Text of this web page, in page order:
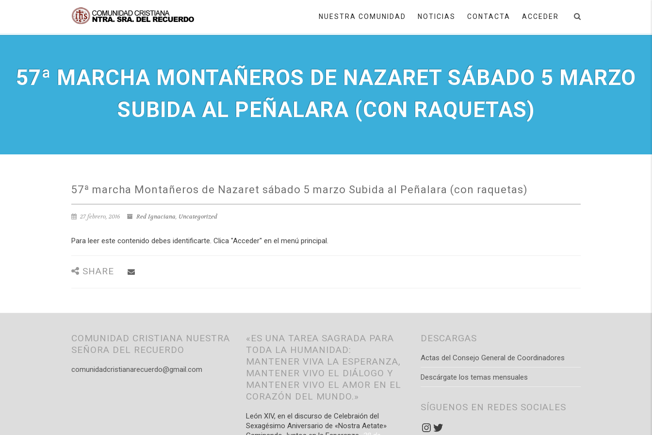
NUESTRA COMUNIDAD NOTICIAS CONTACTA ACCEDER
57ª MARCHA MONTAÑEROS DE NAZARET SÁBADO 5 MARZO
SUBIDA AL PEÑALARA (CON RAQUETAS)
57ª marcha Montañeros de Nazaret sábado 5 marzo Subida al Peñalara (con raquetas)
27 febrero, 2016 Red Ignaciana, Uncategorized
Para leer este contenido debes identificarte. Clica "Acceder" en el menú principal.
SHARE
COMUNIDAD CRISTIANA NUESTRA
SEÑORA DEL RECUERDO
comunidadcristianarecuerdo@gmail.com
«ES UNA TAREA SAGRADA PARA
TODA LA HUMANIDAD:
MANTENER VIVA LA ESPERANZA,
MANTENER VIVO EL DIÁLOGO Y
MANTENER VIVO EL AMOR EN EL
CORAZÓN DEL MUNDO.»
León XIV, en el discurso de Celebraión del
Sexagésimo Aniversario de «Nostra Aetate»
DESCARGAS
Actas del Consejo General de Coordinadores
Descárgate los temas mensuales
SÍGUENOS EN REDES SOCIALES
Instagram
Twitter